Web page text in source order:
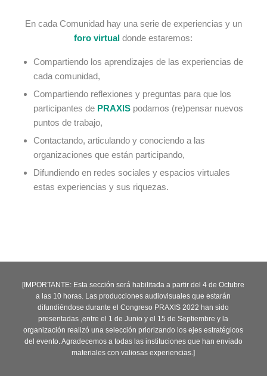
En cada Comunidad hay una serie de experiencias y un
foro virtual donde estaremos:
Compartiendo los aprendizajes de las experiencias de
cada comunidad,
Compartiendo reflexiones y preguntas para que los
participantes de PRAXISpodamos (re)pensar nuevos
puntos de trabajo,
Contactando, articulando y conociendo a las
organizaciones que están participando,
Difundiendo en redes sociales y espacios virtuales
estas experiencias y sus riquezas.
[IMPORTANTE: Esta sección será habilitada a partir del 4 de Octubre
a las 10 horas. Las producciones audiovisuales que estarán
difundiéndose durante el Congreso PRAXIS 2022 han sido
presentadas ,entre el 1 de Junio y el 15 de Septiembre y la
organización realizó una selección priorizando los ejes estratégicos
del evento. Agradecemos a todas las instituciones que han enviado
materiales con valiosas experiencias.]